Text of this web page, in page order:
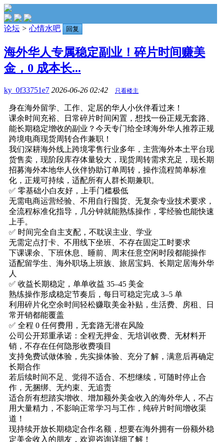
论坛 > 心情水吧 回复
海外华人专属稳定副业！碎片时间赚美
金，0 成本长...
ky_0f33751e7 2026-06-26 02:42 只看楼主
身在海外留学、工作、定居的华人小伙伴看过来！
课余时间充裕、日常碎片时间闲置，想找一份正规无套路、
能长期稳定增收的副业？今天专门给全球海外华人推荐正规
跨境电商现货周转合作兼职！
我们深耕海外线上跨境零售行业多年，主营海外本土平台现
货售卖，现阶段库存体量较大，现货周转需求充足，现长期
招募海外本地华人伙伴协助订单周转，操作流程简单标准
化，正规可持续，适配所有人群长期兼职。
✅ 零基础小白友好，上手门槛极低
无需电商运营经验、不用自行囤货、无复杂专业技术要求，
全流程标准化指导，几分钟就能熟练操作，零经验也能快速
上手。
✅ 时间完全自主支配，不耽误主业、学业
无需定点打卡、不用线下坐班、不存在固定工时要求
下课课余、下班休息、睡前、周末任意空闲时段都能操作
适配留学生、海外职场上班族、旅居宝妈、长期定居海外华
人
✅ 收益长期稳定，单单收益 35–45 美金
熟练操作形成稳定节奏后，每日可稳定完成 3–5 单
利用碎片化空余时间轻松赚取美金补贴，生活费、房租、日
常开销都能覆盖
✅ 全程 0 任何费用，无套路无潜在风险
公司公开郑重承诺：全程无押金、无培训收费、无材料开
销，不存在任何隐形收费项目
支持免费试做体验，先实操体验、充分了解，满意后再确定
长期合作
若后续时间不足、觉得不适合、不想继续，可随时停止合
作，无捆绑、无约束、无追责
适合所有想踏实增收、增加额外美金收入的海外华人，不占
用大量精力，不影响正常学习与工作，纯碎片时间增收渠
道！
现持续开放长期稳定合作名额，想要在海外拥有一份额外稳
定美金收入的朋友，欢迎咨询详细了解！